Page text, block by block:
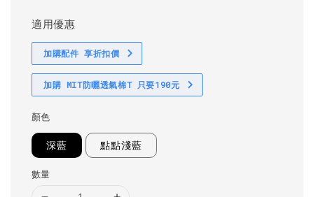
適用優惠
加購配件 享折扣價
加購 MIT防曬透氣棉T 只要190元
顏色
深藍 點點淺藍
數量